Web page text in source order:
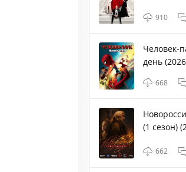
910
Человек-
день
668
(1 сезон)
662